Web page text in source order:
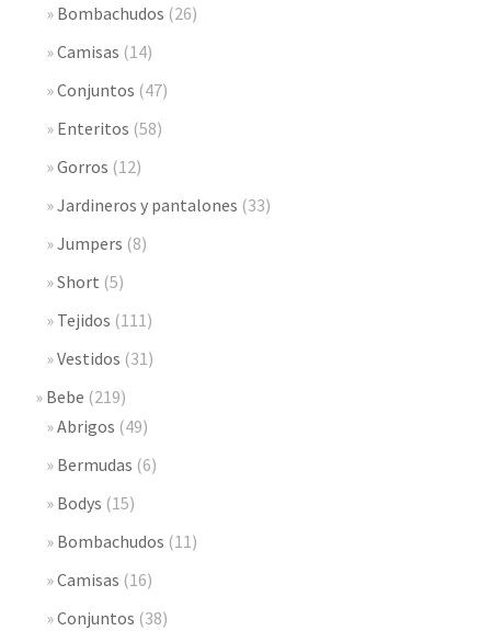
Bombachudos (26)
Camisas (14)
Conjuntos (47)
Enteritos (58)
Gorros (12)
Jardineros y pantalones (33)
Jumpers (8)
Short (5)
Tejidos (111)
Vestidos (31)
Bebe (219)
Abrigos (49)
Bermudas (6)
Bodys (15)
Bombachudos (11)
Camisas (16)
Conjuntos (38)